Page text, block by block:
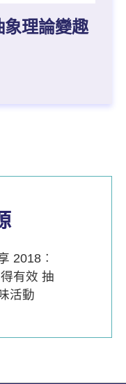
理論變趣
學得有效 抽象理
2018︰
有效 抽
活動